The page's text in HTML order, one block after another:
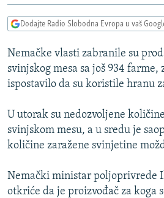
Pređite
pretragu
VIZUELNO
VIDEO
FOTOGALERIJE
PODCASTI
RAT U UKRAJINI
RSE PRIČE IZ SVIJETA
ISPRIČAJ MI
SPECIJALI RSE
Dodajte Radio Slobodna Evropa u vaš
Nemačke vlasti zabranile su
svinjskog mesa sa još 934 farme,
ispostavilo da su koristile hranu
U utorak su nedozvoljene
svinjskom mesu, a u sredu je
količine zaražene svinjetine
Nemački ministar poljoprivrede
otkriće da je proizvođač za koga